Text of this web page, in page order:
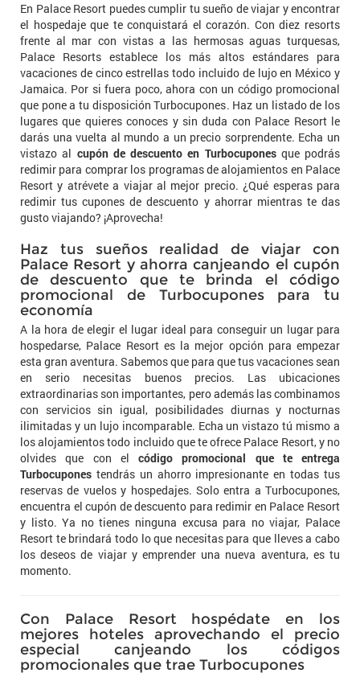
En Palace Resort puedes cumplir tu sueño de viajar y encontrar
el hospedaje que te conquistará el corazón. Con diez resorts
frente al mar con vistas a las hermosas aguas turquesas,
Palace Resorts establece los más altos estándares para
vacaciones de cinco estrellas todo incluido de lujo en México y
Jamaica. Por si fuera poco, ahora con un código promocional
que pone a tu disposición Turbocupones. Haz un listado de los
lugares que quieres conoces y sin duda con Palace Resort le
darás una vuelta al mundo a un precio sorprendente. Echa un
vistazo al cupón de descuento en Turbocuponesque podrás
redimir para comprar los programas de alojamientos en Palace
Resort y atrévete a viajar al mejor precio. ¿Qué esperas para
redimir tus cupones de descuento y ahorrar mientras te das
gusto viajando? ¡Aprovecha!
Haz tus sueños realidad de viajar con
Palace Resort y ahorra canjeando el cupón
de descuento que te brinda el código
promocional de Turbocupones para tu
economía
A la hora de elegir el lugar ideal para conseguir un lugar para
hospedarse, Palace Resort es la mejor opción para empezar
esta gran aventura. Sabemos que para que tus vacaciones sean
en serio necesitas buenos precios. Las ubicaciones
extraordinarias son importantes, pero además las combinamos
con servicios sin igual, posibilidades diurnas y nocturnas
ilimitadas y un lujo incomparable. Echa un vistazo tú mismo a
los alojamientos todo incluido que te ofrece Palace Resort, y no
olvides que con el código promocional que te entrega
Turbocupones tendrás un ahorro impresionante en todas tus
reservas de vuelos y hospedajes. Solo entra a Turbocupones,
encuentra el cupón de descuento para redimir en Palace Resort
y listo. Ya no tienes ninguna excusa para no viajar, Palace
Resort te brindará todo lo que necesitas para que lleves a cabo
los deseos de viajar y emprender una nueva aventura, es tu
momento.
Con Palace Resort hospédate en los
mejores hoteles aprovechando el precio
especial canjeando los códigos
promocionales que trae Turbocupones